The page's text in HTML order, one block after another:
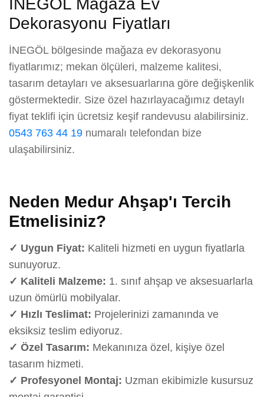
Dekorasyonu Fiyatları
İNEGÖL bölgesinde mağaza ev dekorasyonu
fiyatlarımız; mekan ölçüleri, malzeme kalitesi,
tasarım detayları ve aksesuarlarına göre değişkenlik
göstermektedir. Size özel hazırlayacağımız detaylı
fiyat teklifi için ücretsiz keşif randevusu alabilirsiniz.
0543 763 44 19 numaralı telefondan bize
ulaşabilirsiniz.
Neden Medur Ahşap'ı Tercih
Etmelisiniz?
✓ Uygun Fiyat: Kaliteli hizmeti en uygun fiyatlarla
sunuyoruz.
✓ Kaliteli Malzeme: 1. sınıf ahşap ve aksesuarlarla
uzun ömürlü mobilyalar.
✓ Hızlı Teslimat: Projelerinizi zamanında ve
eksiksiz teslim ediyoruz.
✓ Özel Tasarım: Mekanınıza özel, kişiye özel
tasarım hizmeti.
✓ Profesyonel Montaj: Uzman ekibimizle kusursuz